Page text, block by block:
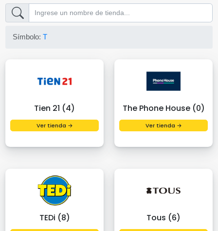
Símbolo:T
Tien 21 (4)
Ver tienda →
The Phone House (0)
Ver tienda →
TEDi (8) Tous (6)